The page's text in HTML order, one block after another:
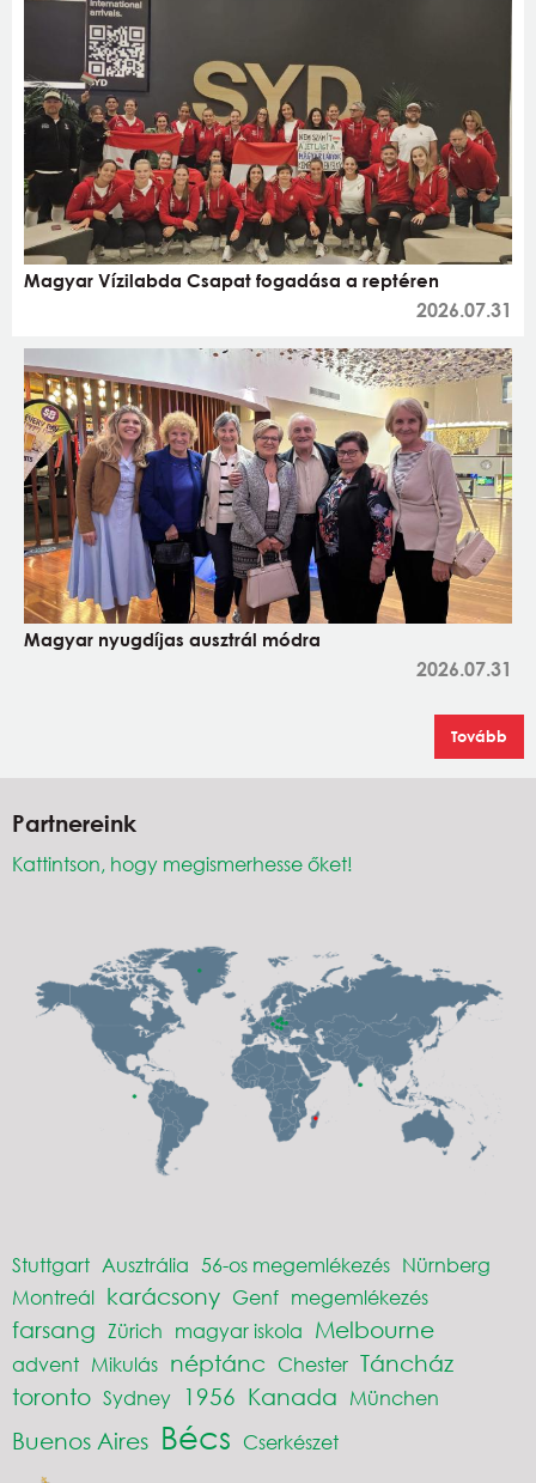
Magyar Vízilabda Csapat fogadása a reptéren
2026.07.31
Magyar nyugdíjas ausztrál módra
2026.07.31
Tovább
Partnereink
Kattintson, hogy megismerhesse őket!
Stuttgart Ausztrália 56-os megemlékezés Nürnberg
Montreál karácsony Genf megemlékezés
farsang Zürich magyar iskola Melbourne
advent Mikulás néptánc Chester Táncház
toronto Sydney 1956 Kanada München
Buenos Aires Bécs Cserkészet